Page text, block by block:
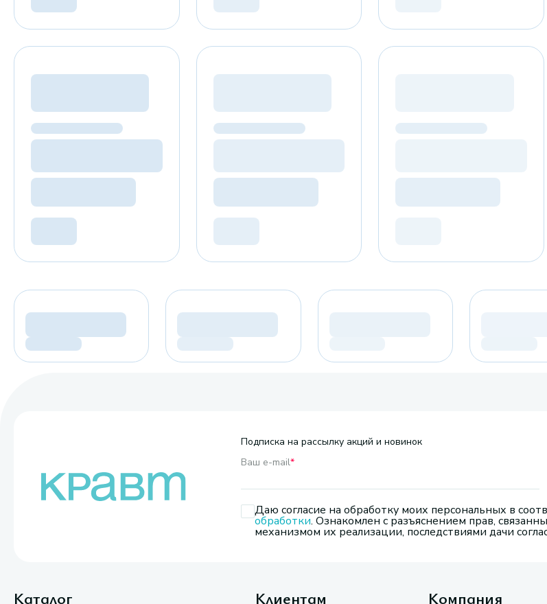
Подписка на рассылку акций и новинок
Ваш e-mail*
Даю согласие на обработку моих персональных в
обработки. Ознакомлен с разъяснением прав,
механизмом их реализации, последствиями дачи
Каталог Клиентам Компания